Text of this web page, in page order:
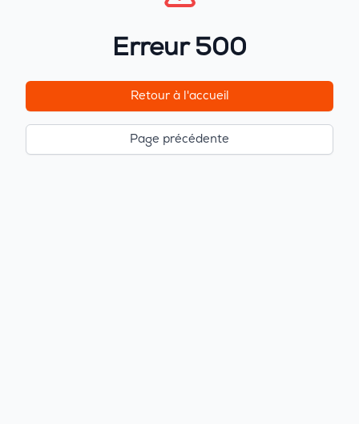
Erreur 500
Retour à l'accueil
Page précédente